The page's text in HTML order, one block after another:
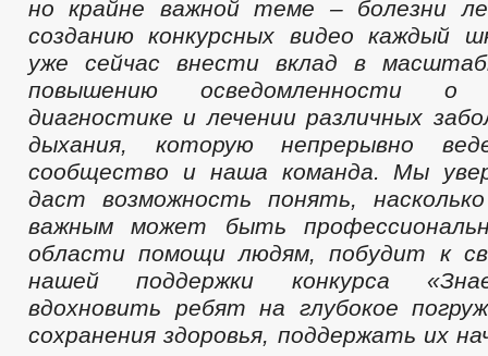
но крайне важной теме – болезни
созданию конкурсных видео каждый
уже сейчас внести вклад в
повышению осведомленности о
диагностике и лечении различных
дыхания, которую непрерывно
сообщество и наша команда. Мы
даст возможность понять,
важным может быть
области помощи людям, побудит к
нашей поддержки конкурса
вдохновить ребят на глубокое
сохранения здоровья, поддержать их